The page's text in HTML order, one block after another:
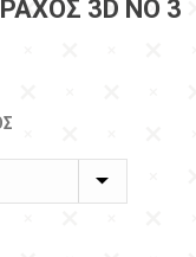
3D NO 3